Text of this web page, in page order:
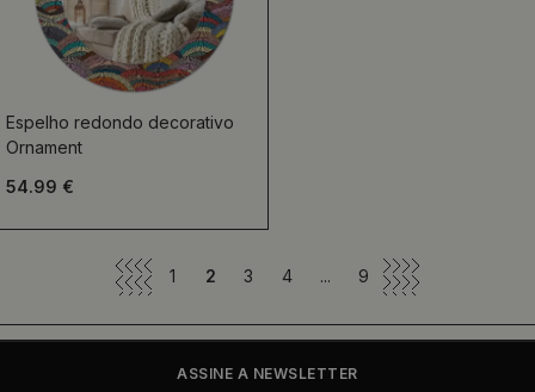
Espelho redondo decorativo
Ornament
54.99 €
1 2 3 4 ... 9
ASSINE A NEWSLETTER